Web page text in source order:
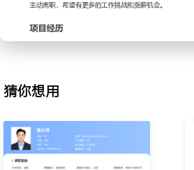
据库慢查询和接口超时等瓶颈，协同开
平均响应时间降低XXX%。
3.接口测试：为保证微服务架构下各服
4.质量体系：为推动团队质量左移，参
行基础单元测试，使得主干代码的严重
5.环境维护：为解决测试环境不稳定影
常维护；编写脚本实现测试数据的一键
猜你想用